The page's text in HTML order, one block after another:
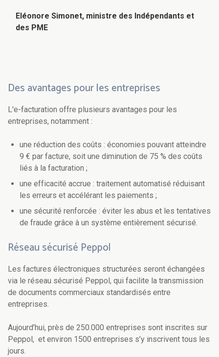
Eléonore Simonet, ministre des Indépendants et
des PME
Des avantages pour les entreprises
L'e-facturation offre plusieurs avantages pour les
entreprises, notamment :
une réduction des coûts : économies pouvant atteindre
9 € par facture, soit une diminution de 75 % des coûts
liés à la facturation ;
une efficacité accrue : traitement automatisé réduisant
les erreurs et accélérant les paiements ;
une sécurité renforcée : éviter les abus et les tentatives
de fraude grâce à un système entièrement sécurisé.
Réseau sécurisé Peppol
Les factures électroniques structurées seront échangées
via le réseau sécurisé Peppol, qui facilite la transmission
de documents commerciaux standardisés entre
entreprises.
Aujourd’hui, près de 250.000 entreprises sont inscrites sur
Peppol, et environ 1500 entreprises s’y inscrivent tous les
jours.